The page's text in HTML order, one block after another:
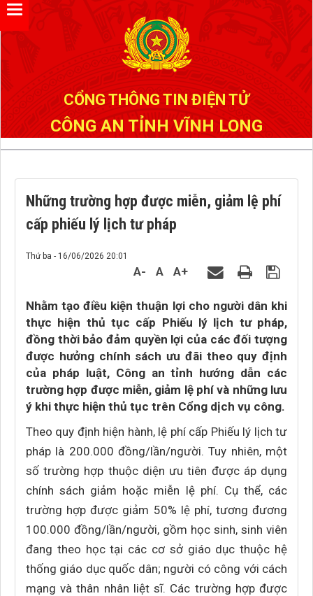
CỔNG THÔNG TIN ĐIỆN TỬ
CÔNG AN TỈNH VĨNH LONG
Những trường hợp được miễn, giảm lệ phí
cấp phiếu lý lịch tư pháp
Thứ ba - 16/06/2026 20:01
A- A A+
Nhằm tạo điều kiện thuận lợi cho người dân khi
thực hiện thủ tục cấp Phiếu lý lịch tư pháp,
đồng thời bảo đảm quyền lợi của các đối tượng
được hưởng chính sách ưu đãi theo quy định
của pháp luật, Công an tỉnh hướng dẫn các
trường hợp được miễn, giảm lệ phí và những lưu
ý khi thực hiện thủ tục trên Cổng dịch vụ công.
Theo quy định hiện hành, lệ phí cấp Phiếu lý lịch tư
pháp là 200.000 đồng/lần/người. Tuy nhiên, một
số trường hợp thuộc diện ưu tiên được áp dụng
chính sách giảm hoặc miễn lệ phí. Cụ thể, các
trường hợp được giảm 50% lệ phí, tương đương
100.000 đồng/lần/người, gồm học sinh, sinh viên
đang theo học tại các cơ sở giáo dục thuộc hệ
thống giáo dục quốc dân; người có công với cách
mạng và thân nhân liệt sĩ. Các trường hợp được